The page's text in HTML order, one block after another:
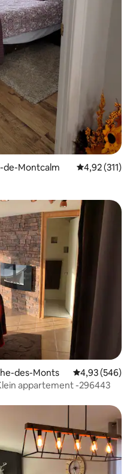
de-Montcalm Gemiddelde
4,92 (311)
des-Monts Gemiddelde
4,93 (546)
appartement -296443